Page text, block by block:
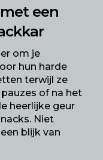
een
om je
hun harde
terwijl ze
of na het
heerlijke geur
Niet
blijk van